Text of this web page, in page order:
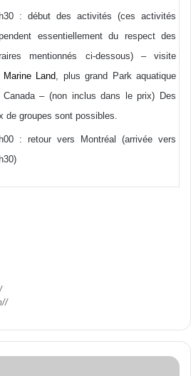
: début des activités (ces activités
essentiellementdu respect des
mentionnés ci-dessous) – visite
Marine Land , plus grand Park aquatique
Canada – (non inclus dans le prix) Des
de groupes sont possibles
: retour vers Montréal (arrivée vers
)